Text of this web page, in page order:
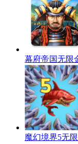
幕府帝国无限
魔幻境界5无